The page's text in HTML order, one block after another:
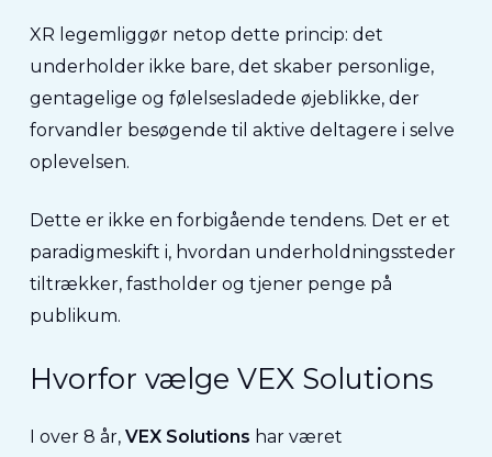
XR legemliggør netop dette princip: det
underholder ikke bare, det skaber personlige,
gentagelige og følelsesladede øjeblikke, der
forvandler besøgende til aktive deltagere i selve
oplevelsen.
Dette er ikke en forbigående tendens. Det er et
paradigmeskift i, hvordan underholdningssteder
tiltrækker, fastholder og tjener penge på
publikum.
Hvorfor vælge VEX Solutions
I over 8 år, VEX Solutions har været